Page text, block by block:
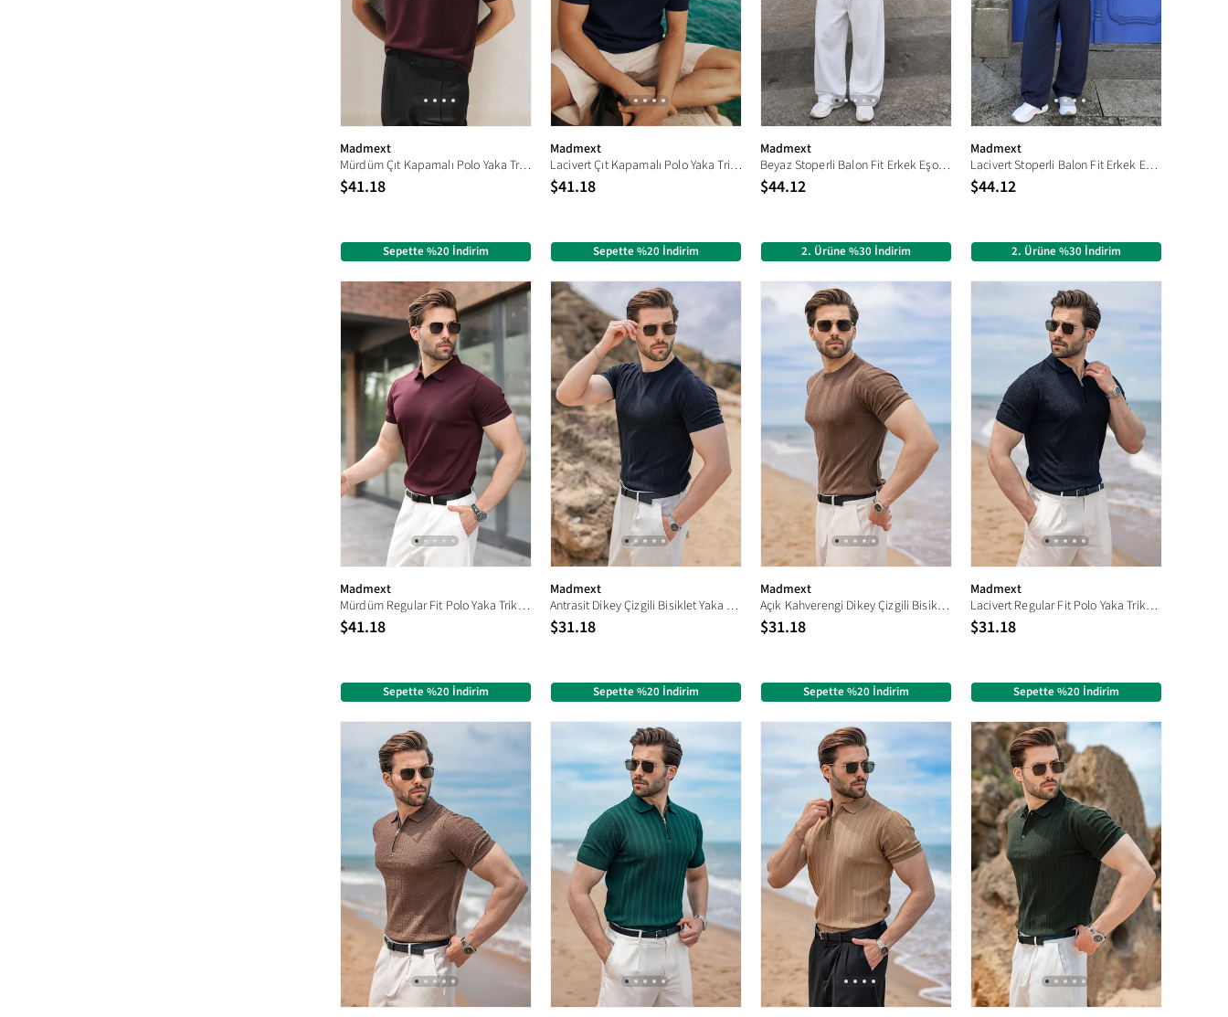
Madmext
Mürdüm Çıt Kapamalı Polo Yaka Triko Erkek Tişört E7493
$41.18
Sepette %20 İndirim
Madmext
Lacivert Çıt Kapamalı Polo Yaka Triko Erkek Tişört E7493
$41.18
Sepette %20 İndirim
Madmext
Beyaz Stoperli Balon Fit Erkek Eşofman Altı E6594
$44.12
2. Ürüne %30 İndirim
Madmext
Lacivert Stoperli Balon Fit Erkek Eşofman Altı E6594
$44.12
2. Ürüne %30 İndirim
Madmext
Mürdüm Regular Fit Polo Yaka Triko Erkek Tişört E7502
$41.18
Sepette %20 İndirim
Madmext
Antrasit Dikey Çizgili Bisiklet Yaka Triko Erkek Tişört E7505
$31.18
Sepette %20 İndirim
Madmext
Açık Kahverengi Dikey Çizgili Bisiklet Yaka Triko Erkek Tişört E7505
$31.18
Sepette %20 İndirim
Madmext
Lacivert Regular Fit Polo Yaka Triko Erkek Tişört E7503
$31.18
Sepette %20 İndirim